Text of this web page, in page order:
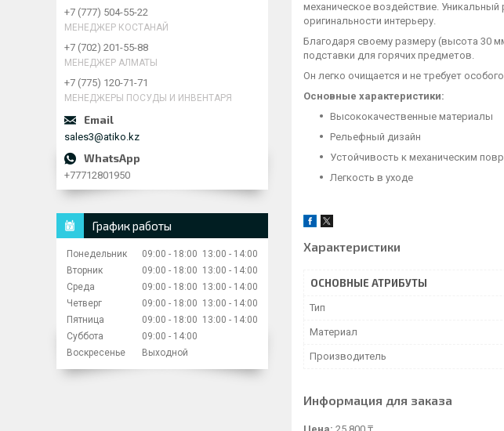
механическое воздействие.
оригинальности интерьеру.
Благодаря своему размеру (высота 30
подставки для горячих предметов.
Он легко очищается и не требует
Основные характеристики:
Высококачественные материалы
Рельефный дизайн
Устойчивость к механическим
Легкость в уходе
Характеристики
ОСНОВНЫЕ АТРИБУТЫ
Тип
Материал
Производитель
Информация для заказа
+7 (777) 504-55-22
МЕНЕДЖЕР КОСТАНАЙ
+7 (702) 201-55-88
МЕНЕДЖЕР АЛМАТЫ
+7 (775) 120-71-71
МЕНЕДЖЕРЫ ПОСУДЫ И ИНВЕНТАРЯ
sales3@atiko.kz
+77712801950
График работы
Понедельник 09:00 18:00 13:00
14:00
Вторник
09:00 18:00 13:00
14:00
Среда
09:00 18:00 13:00
14:00
Четверг
09:00 18:00 13:00
14:00
Пятница
09:00 18:00 13:00
14:00
Суббота
09:00
14:00
Воскресенье
Выходной